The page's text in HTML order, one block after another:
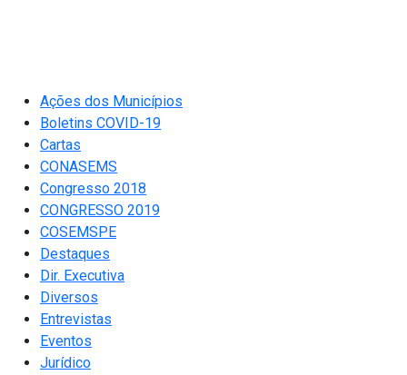
Ações dos Municípios
Boletins COVID-19
Cartas
CONASEMS
Congresso 2018
CONGRESSO 2019
COSEMSPE
Destaques
Dir. Executiva
Diversos
Entrevistas
Eventos
Jurídico